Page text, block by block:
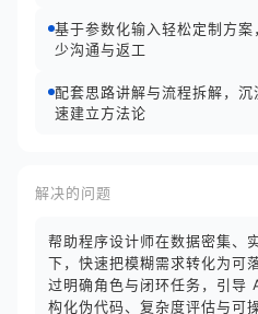
基于参数化输入轻松定制方
少沟通与返工
配套思路讲解与流程拆解，
速建立方法论
解决的问题
帮助程序设计师在数据密集、
下，快速把模糊需求转化为可
过明确角色与闭环任务，引导
构化伪代码、复杂度评估与可